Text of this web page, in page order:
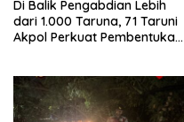
Di Balik Pengabdian Lebih
dari 1.000 Taruna, 71 Taruni
Akpol Perkuat Pembentukan